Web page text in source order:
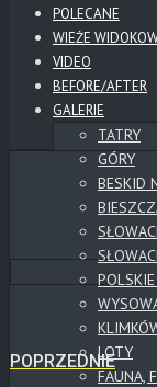
POLECANE
WIEŻE
VIDEO
BEFORE/AFTER
GALERIE
TATRY
GÓRY
BESKID
LOTY
FAUNA,
POPRZEDNIE